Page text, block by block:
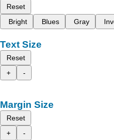
Reset
Bright
Blues Gray
Text Size
Reset
+
-
Margin Size
Reset
+
-